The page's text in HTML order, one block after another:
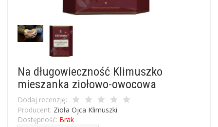
Na długowieczność Klimuszko
mieszanka ziołowo-owocowa
Dodaj recenzję:
Producent: Zioła Ojca Klimuszki
Dostępność: Brak